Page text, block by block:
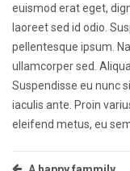
euismod erat eget,
laoreet sed id odio.
pellentesque ipsum.
ullamcorper sed.
Suspendisse eu nunc
iaculis ante. Proin
eleifend metus, eu